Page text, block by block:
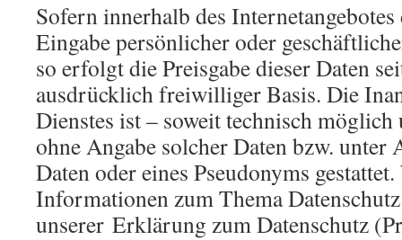
Sofern innerhalb des
Eingabe persönlicher oder
so erfolgt die Preisgabe dieser Daten
ausdrücklich freiwilliger Basis. Die
Dienstes ist – soweit technisch
ohne Angabe solcher Daten bzw. unter
Daten oder eines Pseudonyms
Informationen zum Thema
unserer Erklärung zum Datenschutz